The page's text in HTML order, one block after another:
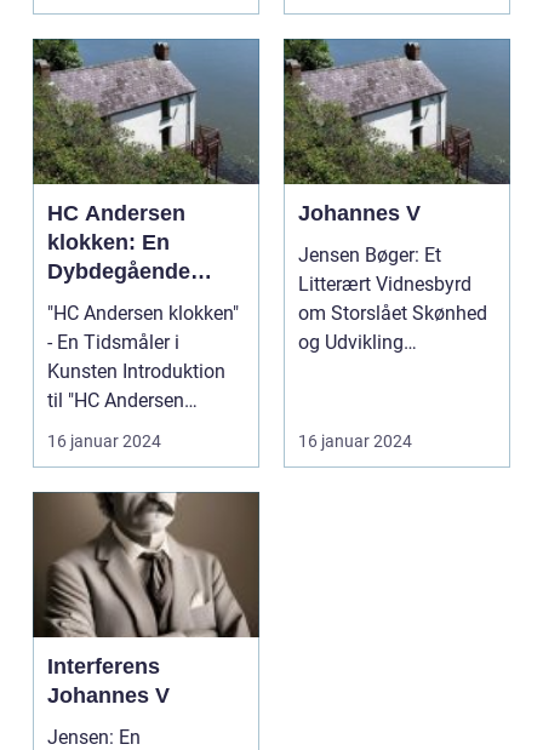
HC Andersen
klokken: En
Dybdegående
Præsentation af et
Kunstværk
Gennem Tiden
"HC Andersen klokken"
- En Tidsmåler i
Kunsten Introduktion
til "HC Andersen
klokken" ...
16 januar 2024
Johannes V
Jensen Bøger: Et
Litterært Vidnesbyrd
om Storslået Skønhed
og Udvikling
16 januar 2024
Interferens
Johannes V
Jensen: En